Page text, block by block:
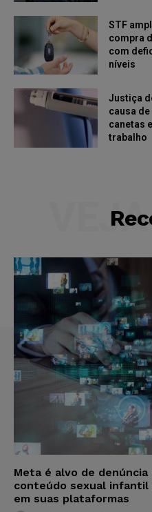
STF
compra
com
níveis
Justiça
causa
canetas
trabalho
Meta é alvo de denúncia
conteúdo sexual infantil
em suas plataformas